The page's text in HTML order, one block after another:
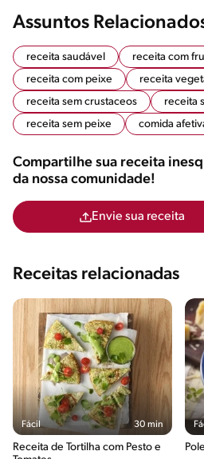
Assuntos
receita saudável
receita com
receita com peixe
receita
receita sem crustaceos
receita
receita sem peixe
comida
Compartilhe sua receita
da nossa comunidade!
Envie sua receita
Receitas relacionadas
Fácil 30 min
Receita de Tortilha com Pesto e